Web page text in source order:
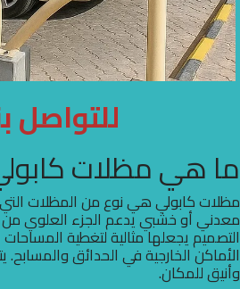
للتواصل بنا
ما هي مظلات
مظلات كابولي هي نوع من المظلات
معدني أو خشبي يدعم الجزء العلوي من
التصميم يجعلها مثالية لتغطية
الأماكن الخارجية في الحدائق
وأنيق للمكان.